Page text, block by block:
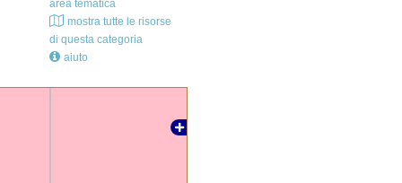
area tematica
mostra tutte le risorse
di questa categoria
aiuto